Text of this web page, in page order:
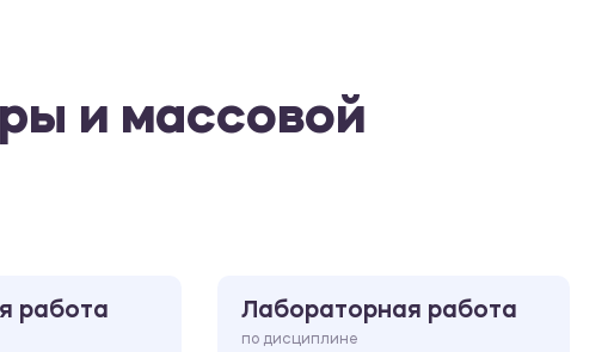
и массовой
работа Лабораторная работа
по дисциплине